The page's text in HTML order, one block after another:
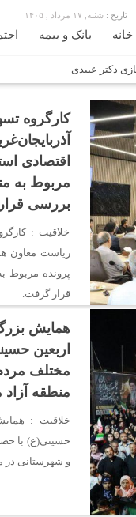
تاریخ : شنبه, ۱۷ مرداد , ۱۴۰۵
خانه بانک و بیمه
با محوریت بخش خصوصی
ایران و پاکستان
زائران را آسان‌تر می‌کند
هستند
کارگروه
اقتصادی
مربوط به
بررسی
خلاقیت :
ریاست معاون
پرونده مربوط
قرار گرفت.
همایش بزرگ
اربعین
مختلف
منطقه آزاد
خلاقیت :
حسینی(ع) با
و شهرستانی در